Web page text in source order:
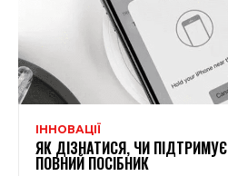
ІННОВАЦІЇ
ЯК ДІЗНАТИСЯ, ЧИ
ПОВНИЙ ПОСІБНИК